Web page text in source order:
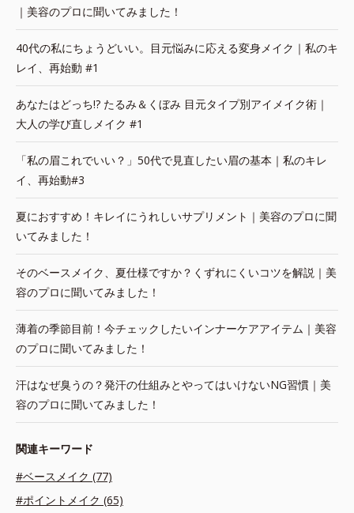
｜美容のプロに聞いてみました！
40代の私にちょうどいい。目元悩みに応える変身メイク｜私のキ
レイ、再始動 #1
あなたはどっち!? たるみ＆くぼみ 目元タイプ別アイメイク術｜
大人の学び直しメイク #1
「私の眉これでいい？」50代で見直したい眉の基本｜私のキレ
イ、再始動#3
夏におすすめ！キレイにうれしいサプリメント｜美容のプロに聞
いてみました！
そのベースメイク、夏仕様ですか？くずれにくいコツを解説｜美
容のプロに聞いてみました！
薄着の季節目前！今チェックしたいインナーケアアイテム｜美容
のプロに聞いてみました！
汗はなぜ臭うの？発汗の仕組みとやってはいけないNG習慣｜美
容のプロに聞いてみました！
関連キーワード
#ベースメイク (77)
#ポイントメイク (65)